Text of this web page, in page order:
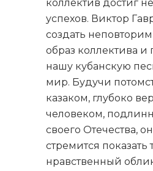
коллектив достиг
успехов. Виктор
создать
образ коллектива и
нашу кубанскую
мир. Будучи
казаком, глубоко
человеком,
своего Отечества,
стремится показать
нравственный